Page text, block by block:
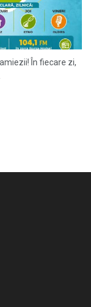
În fiecare zi,